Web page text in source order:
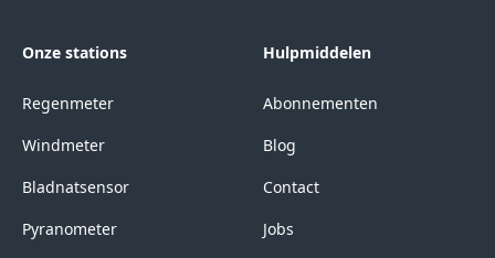
Onze stations
Regenmeter
Windmeter
Bladnatsensor
Pyranometer
Hulpmiddelen
Abonnementen
Blog
Contact
Jobs